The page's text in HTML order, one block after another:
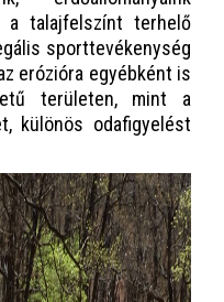
a talajfelszínt terhelő
sporttevékenység
erózióra egyébként is
területen, mint a
különös odafigyelést